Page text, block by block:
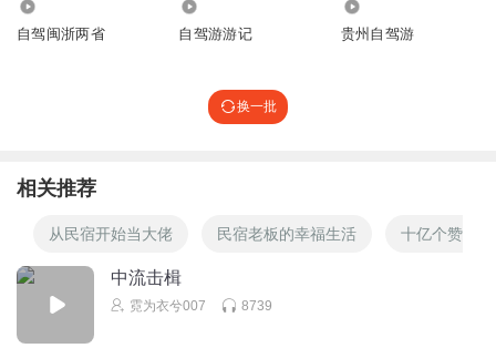
自驾闽浙两省 自驾游游记 贵州自驾游
换一批
相关推荐
从民宿开始当大佬 民宿老板的幸福生活 十亿个赞从
中流击楫
霓为衣兮007 8739